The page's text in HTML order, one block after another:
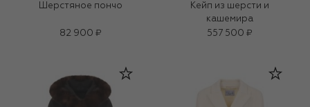
Шерстяное пончо
82 900 ₽
Кейп из шерсти и
кашемира
557 500 ₽